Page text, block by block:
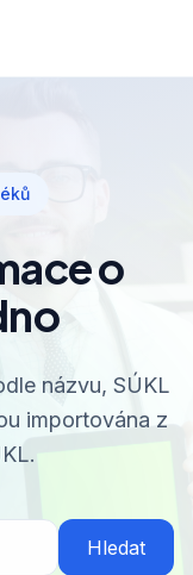
o
názvu, SÚKL
importována z
Hledat